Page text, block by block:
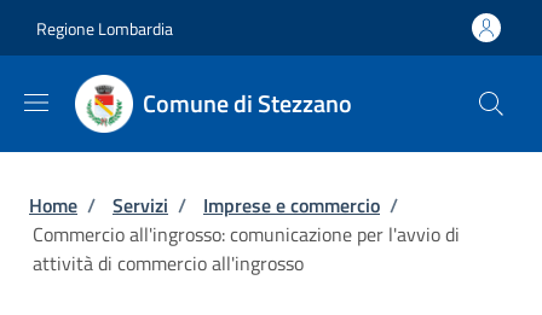
Regione Lombardia
Comune di Stezzano
Briciole di pane
Home / Servizi / Imprese e commercio /
Commercio all'ingrosso: comunicazione per l'avvio di
attività di commercio all'ingrosso